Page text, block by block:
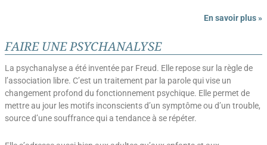
En savoir plus »
FAIRE UNE PSYCHANALYSE
La psychanalysea été inventée par Freud. Elle repose sur la règlede
l’association libre. C’est un traitement par la parole qui vise un
changement profond du fonctionnement psychique. Elle permet de
mettre au jour les motifs inconscients d’un symptôme ou d’un trouble,
source d’une souffrance qui a tendance à se répéter.